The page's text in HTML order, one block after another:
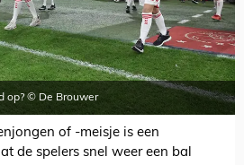
op? © De Brouwer
of -meisje is een
de spelers snel weer een bal